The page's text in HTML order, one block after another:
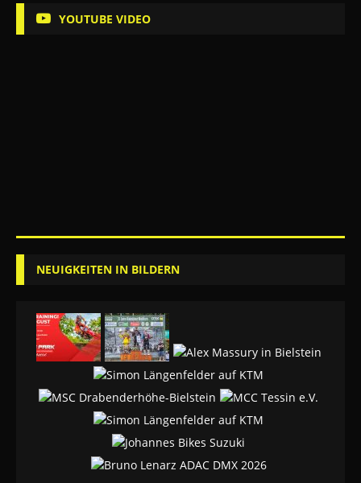
YOUTUBE VIDEO
NEUIGKEITEN IN BILDERN